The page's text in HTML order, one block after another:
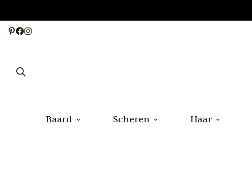
Baard Scheren Haar